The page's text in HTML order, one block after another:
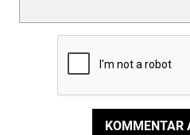
KOMMENTAR